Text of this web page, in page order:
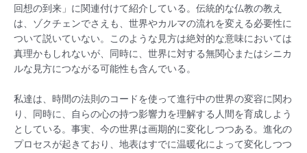
回想の到来」に関連付けて紹介している。伝統的な仏教の教え
は、ゾクチェンでさえも、世界やカルマの流れを変える必要性に
ついて説いていない。このような見方は絶対的な意味においては
真理かもしれないが、同時に、世界に対する無関心またはシニカ
ルな見方につながる可能性も含んでいる。
私達は、時間の法則のコードを使って進行中の世界の変容に関わ
り、同時に、自らの心の持つ影響力を理解する人間を育成しよう
としている。事実、今の世界は画期的に変化しつつある。進化の
プロセスが起きており、地表はすでに温暖化によって変化しつつ